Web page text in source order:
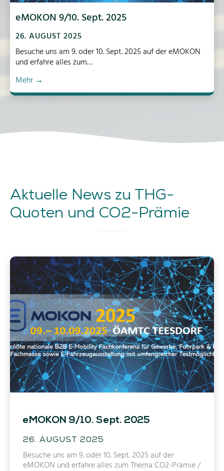
eMOKON 9/10. Sept. 2025
26. AUGUST 2025
Besuche uns am 9. oder 10. Sept. 2025 auf der eMOKON
und erfahre alles zum…
Mehr →
M
N
S
e
p
0
2
5
Aktuelle News zu THG-
Quoten und CO2-Prämie
eMOKON 9/10. Sept. 2025
26. AUGUST 2025
Besuche uns am 9. oder 10. Sept. 2025 auf der
eMOKON und erfahre alles zum Thema CO2-Prämie /